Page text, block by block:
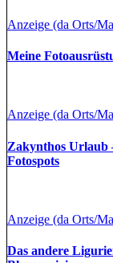
Anzeige (da Orts/
Meine
Anzeige (da Orts/
Zakynthos Urlaub
Fotospots
Anzeige (da Orts/
Das andere